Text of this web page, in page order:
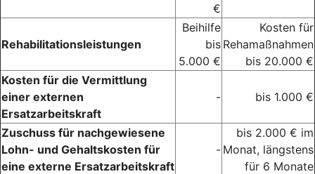
€
Rehabilitationsleistungen
Beihilfe
bis
5.000 €
Kosten für
Rehamaßnahmen
bis 20.000 €
Kosten für die Vermittlung
einer externen
Ersatzarbeitskraft
- bis 1.000 €
Zuschuss für nachgewiesene
Lohn- und Gehaltskosten für
eine externe Ersatzarbeitskraft
-
bis 2.000 € im
Monat, längstens
für 6 Monate